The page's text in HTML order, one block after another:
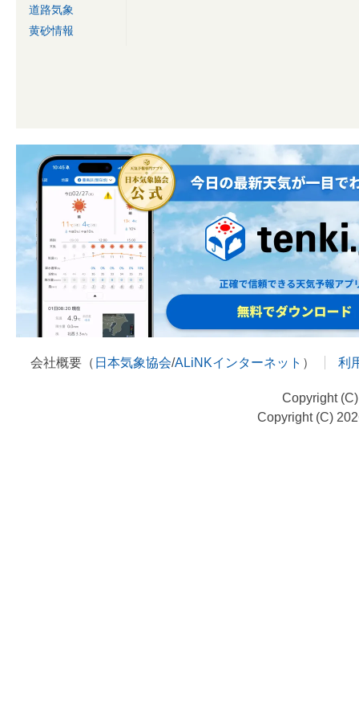
道路気象
黄砂情報
会社概要（ 日本気象協会/ALiNKインターネット ） 利
Copyright
Copyright (C)